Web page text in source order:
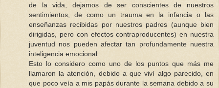
de la vida, dejamos de ser conscientes de nuestros
sentimientos, de como un trauma en la infancia o las
enseñanzas recibidas por nuestros padres (aunque bien
dirigidas, pero con efectos contraproducentes) en nuestra
juventud nos pueden afectar tan profundamente nuestra
inteligencia emocional.
Esto lo considero como uno de los puntos que más me
llamaron la atención, debido a que viví algo parecido, en
que poco veía a mis papás durante la semana debido a su